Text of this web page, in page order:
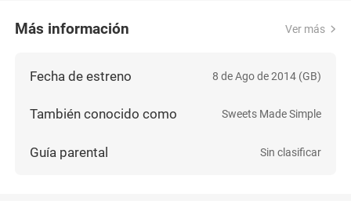
Más información Ver más
Fecha de estreno 8 de Ago de 2014 (GB)
También conocido como Sweets Made Simple
Guía parental Sin clasificar